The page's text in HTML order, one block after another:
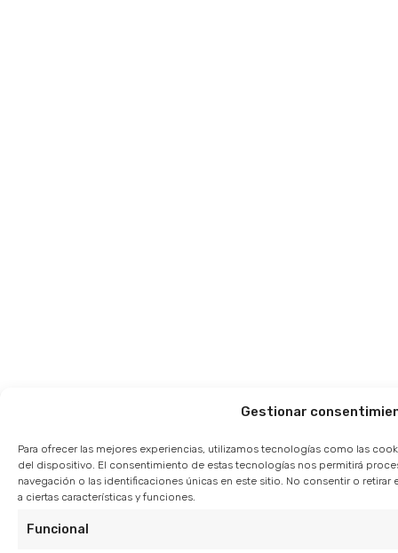
Gestionar
Para ofrecer las mejores experiencias, utilizamos tecnologías como las
del dispositivo. El consentimiento de estas tecnologías nos permitirá
navegación o las identificaciones únicas en este sitio. No consentir o
a ciertas características y funciones.
Funcional